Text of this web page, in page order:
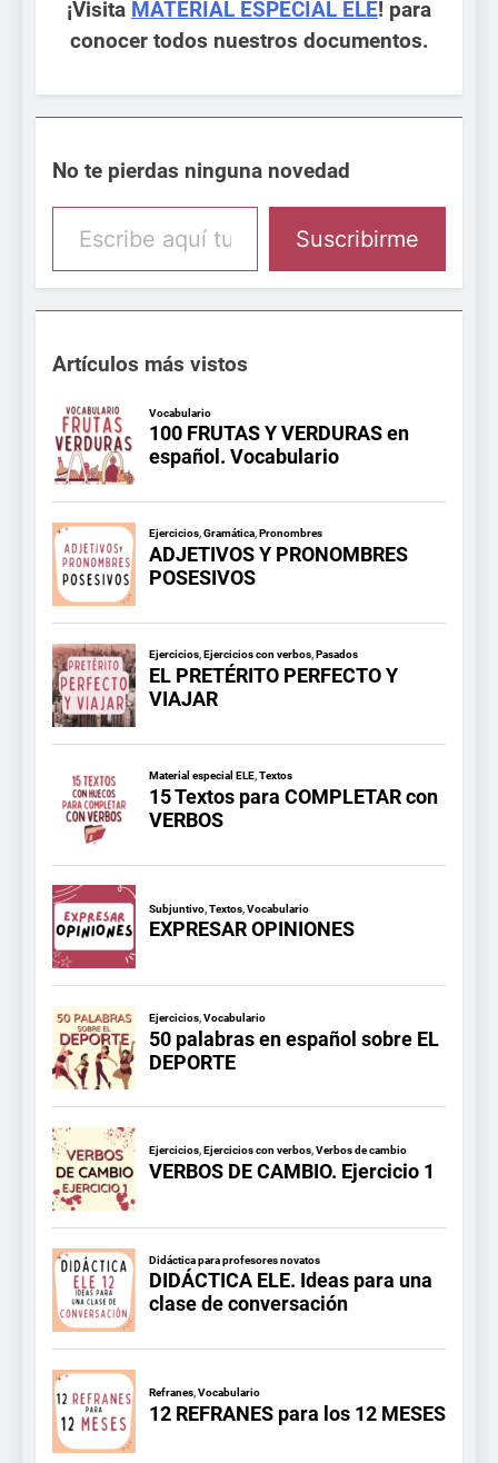
¡Visita MATERIAL ESPECIAL ELE! para
conocer todos nuestros documentos.
No te pierdas ninguna novedad
Escribe aquí tu email
Suscribirme
Artículos más vistos